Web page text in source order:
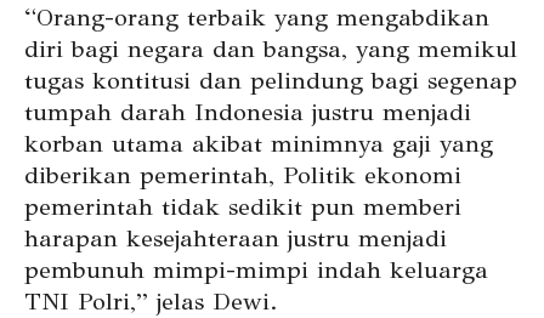
“Orang-orang terbaik yang mengabdikan
diri bagi negara dan bangsa, yang memikul
tugas kontitusi dan pelindung bagi segenap
tumpah darah Indonesia justru menjadi
korban utama akibat minimnya gaji yang
diberikan pemerintah, Politik ekonomi
pemerintah tidak sedikit pun memberi
harapan kesejahteraan justru menjadi
pembunuh mimpi-mimpi indah keluarga
TNI Polri,” jelas Dewi.